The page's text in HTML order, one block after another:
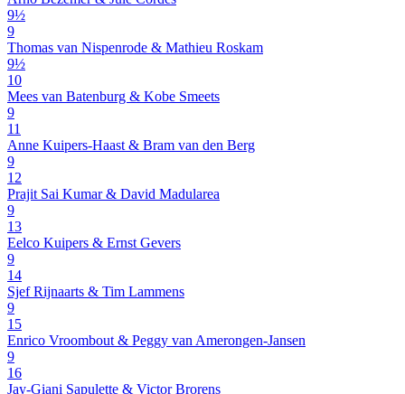
9½
9
Thomas van Nispenrode & Mathieu Roskam
9½
10
Mees van Batenburg & Kobe Smeets
9
11
Anne Kuipers-Haast & Bram van den Berg
9
12
Prajit Sai Kumar & David Madularea
9
13
Eelco Kuipers & Ernst Gevers
9
14
Sjef Rijnaarts & Tim Lammens
9
15
Enrico Vroombout & Peggy van Amerongen-Jansen
9
16
Jay-Giani Sapulette & Victor Brorens